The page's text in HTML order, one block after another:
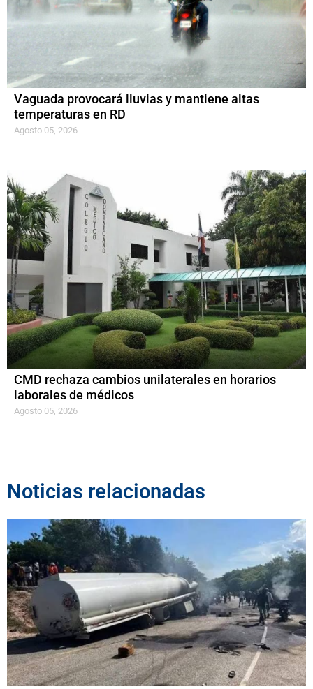
Vaguada provocará lluvias y mantiene altas
temperaturas en RD
Agosto 05, 2026
CMD rechaza cambios unilaterales en horarios
laborales de médicos
Agosto 05, 2026
Noticias relacionadas